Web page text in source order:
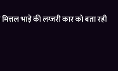
भाड़े की लग्जरी कार को बता रही